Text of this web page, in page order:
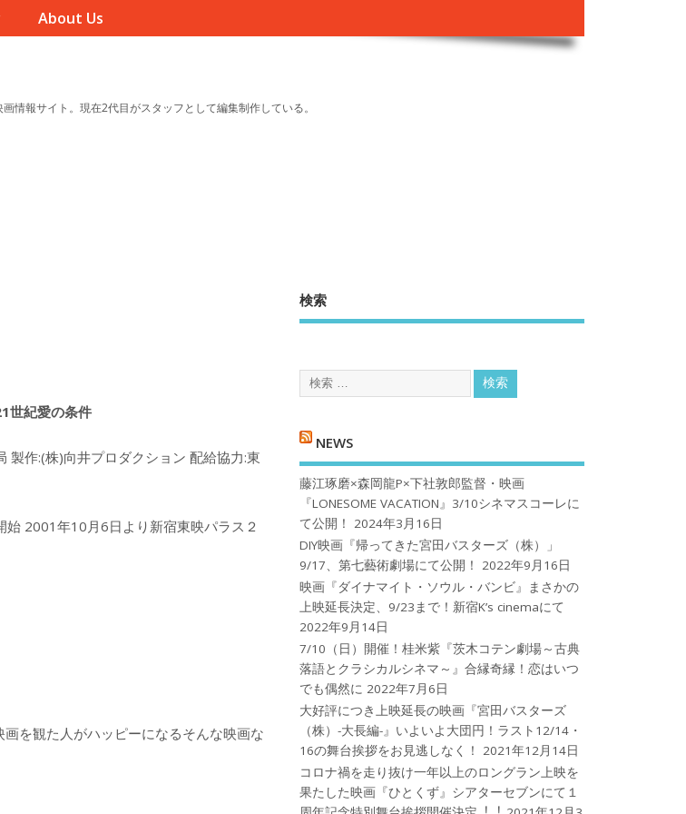
About Us
情報サイト。現在2代目がスタッフとして編集制作している。
世紀愛の条件
作:(株)向井プロダクション 配給協力:東
2001年10月6日より新宿東映パラス２
を観た人がハッピーになるそんな映画な
検索
NEWS
藤江琢磨×森岡龍P×下社敦郎監督・映画
『LONESOME VACATION』3/10シネマスコーレに
て公開！
2024年3月16日
DIY映画『帰ってきた宮田バスターズ（株）」
9/17、第七藝術劇場にて公開！
2022年9月16日
映画『ダイナマイト・ソウル・バンビ』まさかの
上映延長決定、9/23まで！新宿K’s cinemaにて
2022年9月14日
7/10（日）開催！桂米紫『茨木コテン劇場～古典
落語とクラシカルシネマ～』合縁奇縁！恋はいつ
でも偶然に 2022年7月6日
大好評につき上映延長の映画『宮田バスターズ
（株）-大長編-』いよいよ大団円！ラスト12/14・
16の舞台挨拶をお見逃しなく！
2021年12月14日
コロナ禍を⾛り抜け⼀年以上のロングラン上映を
果たした映画『ひとくず』シアターセブンにて１